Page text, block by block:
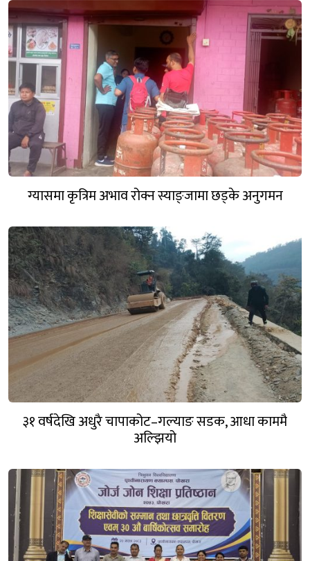
ग्यासमा कृत्रिम अभाव रोक्न स्याङ्जामा छड्के अनुगमन
३१ वर्षदेखि अधुरै चापाकोट–गल्याङ सडक, आधा काममै
अल्झियो